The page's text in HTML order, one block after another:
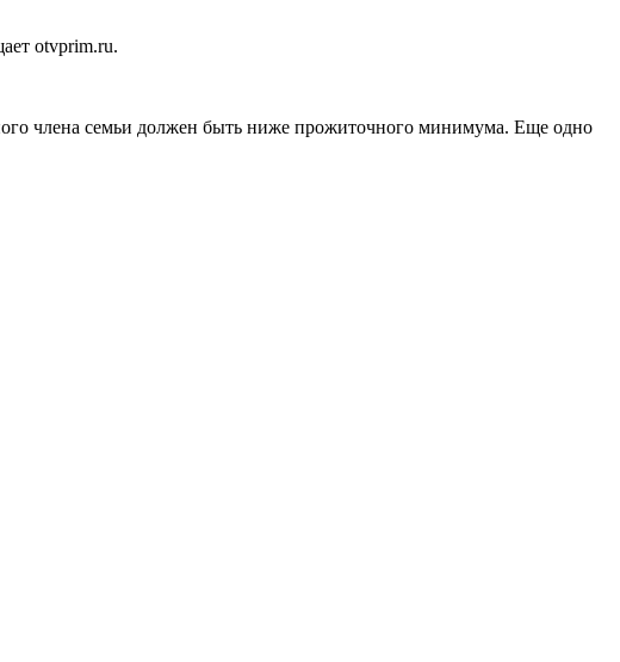
otvprim.ru.
члена семьи должен быть ниже прожиточного минимума. Еще одно